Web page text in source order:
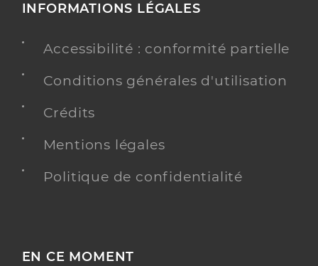
INFORMATIONS LÉGALES
Accessibilité : conformité partielle
Conditions générales d'utilisation
Crédits
Mentions légales
Politique de confidentialité
EN CE MOMENT